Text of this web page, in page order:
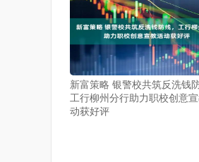
新富策略 银警校共筑反洗钱
工行柳州分行助力职校创意
动获好评